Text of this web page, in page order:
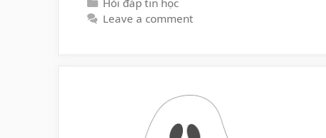
Leave a comment